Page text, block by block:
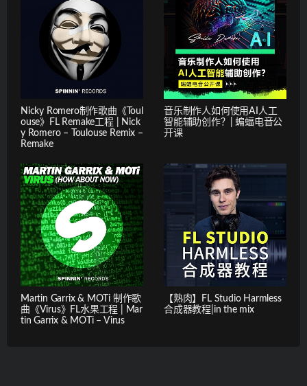
Nicky Romero制作歌曲《Toul
ouse》FL Remake工程 | Nick
y Romero – Toulouse Remix –
Remake
音乐制作人如何使用AI人工
智能辅助创作？| 蝙蝠电音公
开课
Martin Garrix & MOTi 制作歌
曲《Virus》FL水果工程 | Mar
tin Garrix & MOTi – Virus
【熟肉】FL Studio Harmless
合成器教程|in the mix